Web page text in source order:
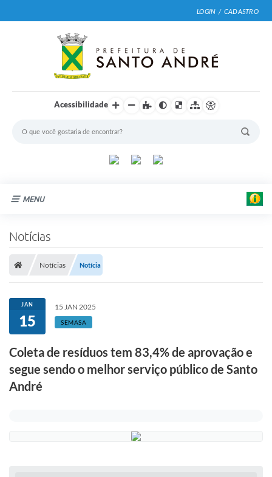
LOGIN / CADASTRO
Acessibilidade
MENU
Portal de Serviços
Transparência
Ônibus
Consultar Processos
Contas Públicas
Contratos
Notícias
Notícias Notícia
JAN
15
15 JAN 2025
SEMASA
Coleta de resíduos tem 83,4% de aprovação e
segue sendo o melhor serviço público de Santo
André